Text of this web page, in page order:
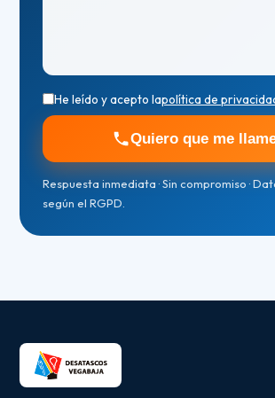
He leído y acepto lapolítica de
Quiero que me
Respuesta inmediata · Sin compromiso ·
según el RGPD.